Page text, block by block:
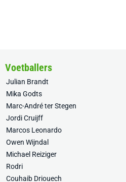
Voetballers
Julian Brandt
Mika Godts
Marc-André ter Stegen
Jordi Cruijff
Marcos Leonardo
Owen Wijndal
Michael Reiziger
Rodri
Couhaib Driouech